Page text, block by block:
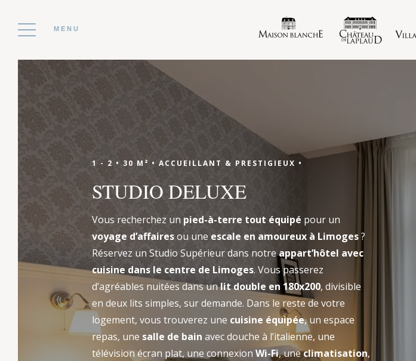
MENU
ACCUEIL LA MAISON BLANCHE
Réservez
Toute l’année, nous vous accueillons
chaleureusement pour toutes vos escales
familiales ou amicales, mais aussi pour
l’organisation de tous vos événements qu’ils
soient privés ou professionnels. C’est une
expérience unique et authentique qui vous
est proposée dans nos trois appart’hôtels
dans le centre-ville de Limoges et à Oradour-
sur-Glane : Maison Blanche, Villa Beaupeyrat
et Château de Laplaud.
réservation maison blanche
1 - 2 • 30 M² •ACCUEILLANT & PRESTIGIEUX •
STUDIO DELUXE
Vous recherchez un pied-à-terre tout équipé pour un
voyage d’affairesou une escale en amoureux à Limoges?
Réservez un Studio Supérieur dans notreappart’hôtel avec
cuisine dans le centre de Limoges. Vous passerez
d’agréables nuitées dans unlit double en 180x200, divisible
en deux lits simples, sur demande. Dans le reste de votre
logement, vous trouverez une cuisine équipée, un espace
repas, une salle de bain avec douche à l’italienne, une
télévision écran plat, une connexionWi-Fi, uneclimatisation,